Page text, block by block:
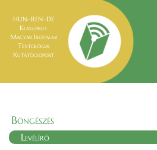
HUN–REN–DE
Klasszikus
Magyar Irodalmi
Textológiai
Kutatócsoport
Böngészés
Levélíró